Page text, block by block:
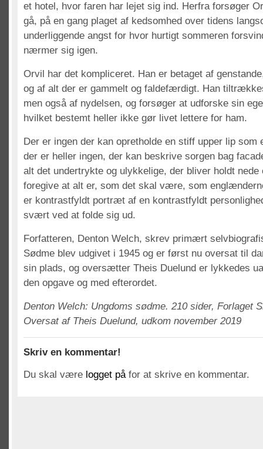
et hotel, hvor faren har lejet sig ind. Herfra forsøger
gå, på en gang plaget af kedsomhed over tidens
underliggende angst for hvor hurtigt sommeren
nærmer sig igen.
Orvil har det kompliceret. Han er betaget af
og af alt der er gammelt og faldefærdigt. Han
men også af nydelsen, og forsøger at udforske sin
hvilket bestemt heller ikke gør livet lettere for ham.
Der er ingen der kan opretholde en stiff upper lip som
der er heller ingen, der kan beskrive sorgen bag
alt det undertrykte og ulykkelige, der bliver holdt
foregive at alt er, som det skal være, som
er kontrastfyldt portræt af en kontrastfyldt
svært ved at folde sig ud.
Forfatteren, Denton Welch, skrev primært
Sødme blev udgivet i 1945 og er først nu oversat til
sin plads, og oversætter Theis Duelund er lykkedes
den opgave og med efterordet.
Denton Welch: Ungdoms sødme. 210 sider, Forlaget
Oversat af Theis Duelund, udkom november 2019
Skriv en kommentar!
Du skal være logget påfor at skrive en kommentar.